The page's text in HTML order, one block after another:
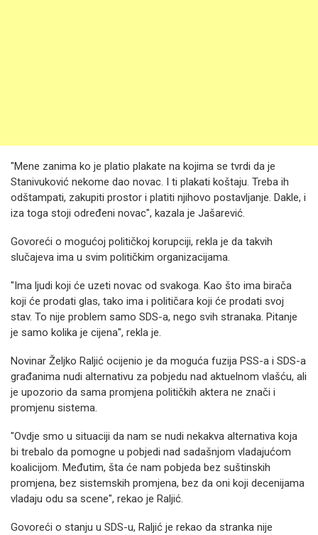
"Mene zanima ko je platio plakate na kojima se tvrdi da je
Stanivuković nekome dao novac. I ti plakati koštaju. Treba ih
odštampati, zakupiti prostor i platiti njihovo postavljanje. Dakle, i
iza toga stoji određeni novac", kazala je Jašarević.
Govoreći o mogućoj političkoj korupciji, rekla je da takvih
slučajeva ima u svim političkim organizacijama.
"Ima ljudi koji će uzeti novac od svakoga. Kao što ima birača
koji će prodati glas, tako ima i političara koji će prodati svoj
stav. To nije problem samo SDS-a, nego svih stranaka. Pitanje
je samo kolika je cijena", rekla je.
Novinar Željko Raljić ocijenio je da moguća fuzija PSS-a i SDS-a
građanima nudi alternativu za pobjedu nad aktuelnom vlašću, ali
je upozorio da sama promjena političkih aktera ne znači i
promjenu sistema.
"Ovdje smo u situaciji da nam se nudi nekakva alternativa koja
bi trebalo da pomogne u pobjedi nad sadašnjom vladajućom
koalicijom. Međutim, šta će nam pobjeda bez suštinskih
promjena, bez sistemskih promjena, bez da oni koji decenijama
vladaju odu sa scene", rekao je Raljić.
Govoreći o stanju u SDS-u, Raljić je rekao da stranka nije